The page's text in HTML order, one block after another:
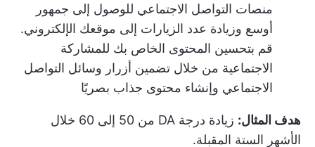
منصات التواصل الاجتماعي للوصول إلى جمهور
أوسع وزيادة عدد الزيارات إلى موقعك الإلكتروني.
قم بتحسين المحتوى الخاص بك للمشاركة
الاجتماعية من خلال تضمين أزرار وسائل التواصل
الاجتماعي وإنشاء محتوى جذاب بصريًا
هدف المثال:
زيادة درجة DA من 50 إلى 60 خلال
الأشهر الستة المقبلة.